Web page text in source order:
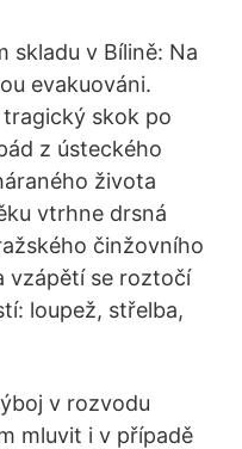
skladu v Bílině: Na
evakuováni.
skok po
z ústeckého
života
vtrhne drsná
činžovního
vzápětí se roztočí
loupež, střelba,
v rozvodu
mluvit i v případě